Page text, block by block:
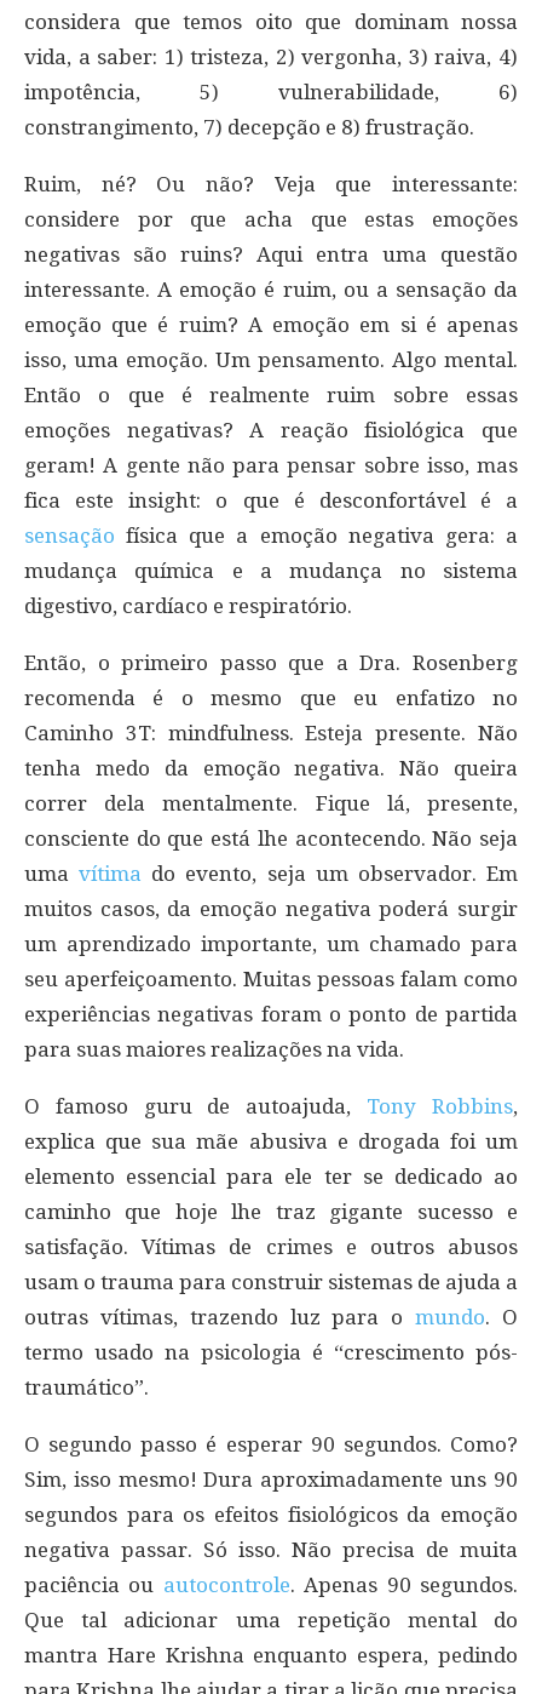
considera que temos oito que dominam nossa
vida, a saber: 1) tristeza, 2) vergonha, 3) raiva, 4)
impotência, 5) vulnerabilidade, 6)
constrangimento, 7) decepção e 8) frustração.
Ruim, né? Ou não? Veja que interessante:
considere por que acha que estas emoções
negativas são ruins? Aqui entra uma questão
interessante. A emoção é ruim, ou a sensação da
emoção que é ruim? A emoção em si é apenas
isso, uma emoção. Um pensamento. Algo mental.
Então o que é realmente ruim sobre essas
emoções negativas? A reação fisiológica que
geram! A gente não para pensar sobre isso, mas
fica este insight: o que é desconfortável é a
sensação física que a emoção negativa gera: a
mudança química e a mudança no sistema
digestivo, cardíaco e respiratório.
Então, o primeiro passo que a Dra. Rosenberg
recomenda é o mesmo que eu enfatizo no
Caminho 3T: mindfulness. Esteja presente. Não
tenha medo da emoção negativa. Não queira
correr dela mentalmente. Fique lá, presente,
consciente do que está lhe acontecendo. Não seja
umavítima do evento, seja um observador. Em
muitos casos, da emoção negativa poderá surgir
um aprendizado importante, um chamado para
seu aperfeiçoamento. Muitas pessoas falam como
experiências negativas foram o ponto de partida
para suas maiores realizações na vida.
O famoso guru de autoajuda, Tony Robbins,
explica que sua mãe abusiva e drogada foi um
elemento essencial para ele ter se dedicado ao
caminho que hoje lhe traz gigante sucesso e
satisfação. Vítimas de crimes e outros abusos
usam o trauma para construir sistemas de ajuda a
outras vítimas, trazendo luz para omundo. O
termo usado na psicologia é “crescimento pós-
traumático”.
O segundo passo é esperar 90 segundos. Como?
Sim, isso mesmo! Dura aproximadamente uns 90
segundos para os efeitos fisiológicos da emoção
negativa passar. Só isso. Não precisa de muita
paciência ou autocontrole. Apenas 90 segundos.
Que tal adicionar uma repetição mental do
mantra Hare Krishna enquanto espera, pedindo